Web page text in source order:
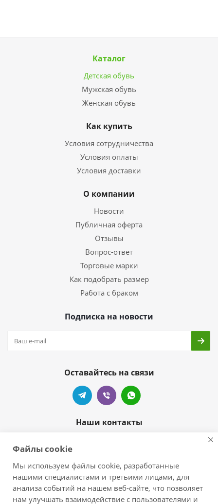
Каталог
Детская обувь
Мужская обувь
Женская обувь
Как купить
Условия сотрудничества
Условия оплаты
Условия доставки
О компании
Новости
Публичная оферта
Отзывы
Вопрос-ответ
Торговые марки
Как подобрать размер
Работа с браком
Подписка на новости
Оставайтесь на связи
Наши контакты
zelove-shop@mail.ru
г.Краснодар, п.Новознаменский,
ул.Центральная/Черноморская
Файлы cookie
Мы используем файлы cookie, разработанные
нашими специалистами и третьими лицами, для
анализа событий на нашем веб-сайте, что позволяет
нам улучшать взаимодействие с пользователями и